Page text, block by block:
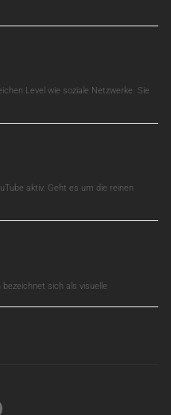
Level wie soziale Netzwerke. Sie
aktiv. Geht es um die reinen
sich als visuelle